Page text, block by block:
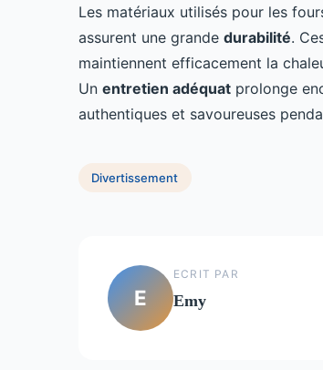
Les matériaux utilisés pour les
assurent une grande durabilité.
maintiennent efficacement la
Un entretien adéquat prolonge
authentiques et savoureuses
Divertissement
E
ECRIT PAR
Emy